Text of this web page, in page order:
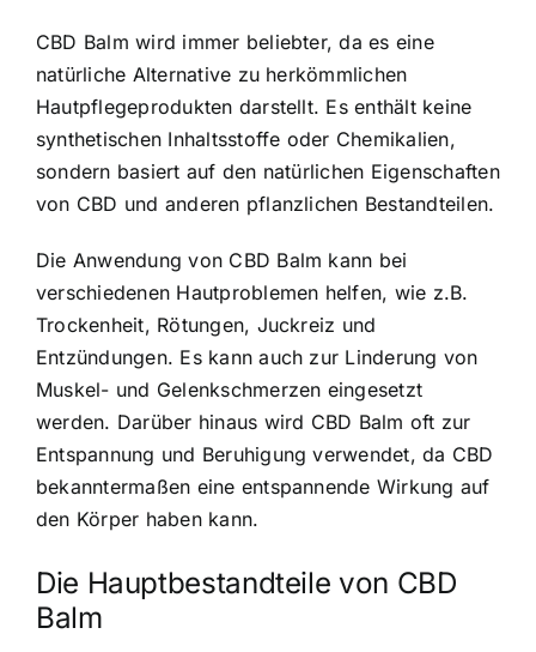
CBD Balm wird immer beliebter, da es eine
natürliche Alternative zu herkömmlichen
Hautpflegeprodukten darstellt. Es enthält keine
synthetischen Inhaltsstoffe oder Chemikalien,
sondern basiert auf den natürlichen Eigenschaften
von CBD und anderen pflanzlichen Bestandteilen.
Die Anwendung von CBD Balm kann bei
verschiedenen Hautproblemen helfen, wie z.B.
Trockenheit, Rötungen, Juckreiz und
Entzündungen. Es kann auch zur Linderung von
Muskel- und Gelenkschmerzen eingesetzt
werden. Darüber hinaus wird CBD Balm oft zur
Entspannung und Beruhigung verwendet, da CBD
bekanntermaßen eine entspannende Wirkung auf
den Körper haben kann.
Die Hauptbestandteile von CBD
Balm